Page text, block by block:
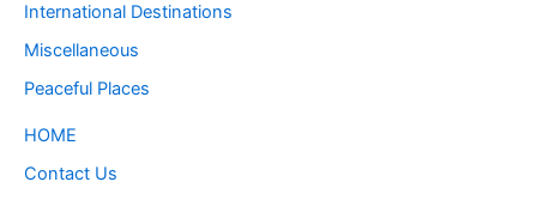
International Destinations
Miscellaneous
Peaceful Places
HOME
Contact Us